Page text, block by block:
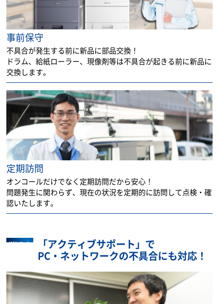
事前保守
不具合が発生する前に新品に部品交換！
ドラム、給紙ローラー、現像剤等は不具合が起きる前に新品に
交換します。
定期訪問
オンコールだけでなく定期訪問だから安心！
問題発生に関わらず、現在の状況を定期的に訪問して点検・確
認いたします。
「アクティブサポート」で
PC・ネットワークの不具合にも対応！